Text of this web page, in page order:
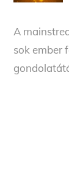
A
sok ember